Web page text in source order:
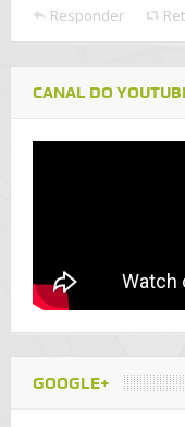
Responder
CANAL DO
GOOGLE+